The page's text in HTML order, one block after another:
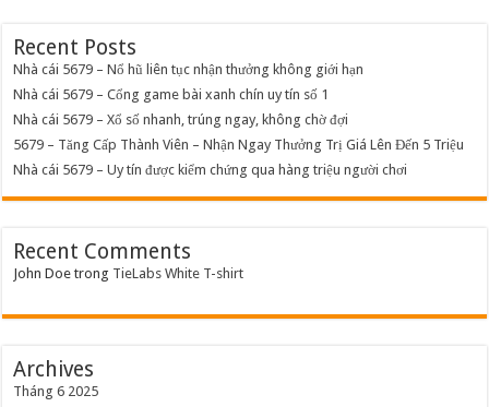
Recent Posts
Nhà cái 5679 – Nổ hũ liên tục nhận thưởng không giới hạn
Nhà cái 5679 – Cổng game bài xanh chín uy tín số 1
Nhà cái 5679 – Xổ số nhanh, trúng ngay, không chờ đợi
5679 – Tăng Cấp Thành Viên – Nhận Ngay Thưởng Trị Giá Lên Đến 5 Triệu
Nhà cái 5679 – Uy tín được kiểm chứng qua hàng triệu người chơi
Recent Comments
John Doe trong TieLabs White T-shirt
Archives
Tháng 6 2025